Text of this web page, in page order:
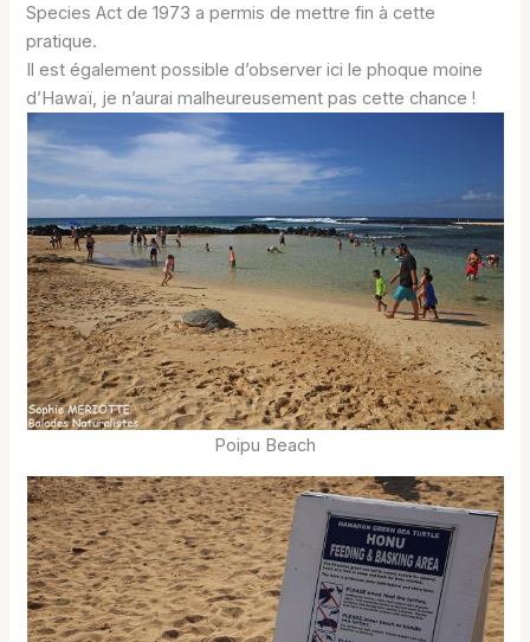
Species Act de 1973 a permis de mettre fin à cette
pratique.
Il est également possible d’observer ici le phoque moine
d’Hawaï, je n’aurai malheureusement pas cette chance !
Poipu Beach